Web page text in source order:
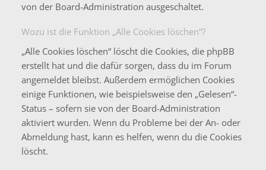
von der Board-Administration ausgeschaltet.
Wozu ist die Funktion „Alle Cookies löschen“?
„Alle Cookies löschen“ löscht die Cookies, die phpBB
erstellt hat und die dafür sorgen, dass du im Forum
angemeldet bleibst. Außerdem ermöglichen Cookies
einige Funktionen, wie beispielsweise den „Gelesen“-
Status – sofern sie von der Board-Administration
aktiviert wurden. Wenn du Probleme bei der An- oder
Abmeldung hast, kann es helfen, wenn du die Cookies
löscht.